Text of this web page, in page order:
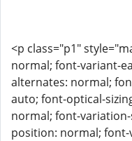
<p class="p1"
normal; font-variant-
alternates: normal;
auto; font-optical-
normal; font-
position: normal;